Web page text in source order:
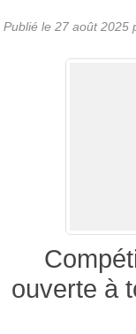
Publié le 27 août 2025
ouverte à